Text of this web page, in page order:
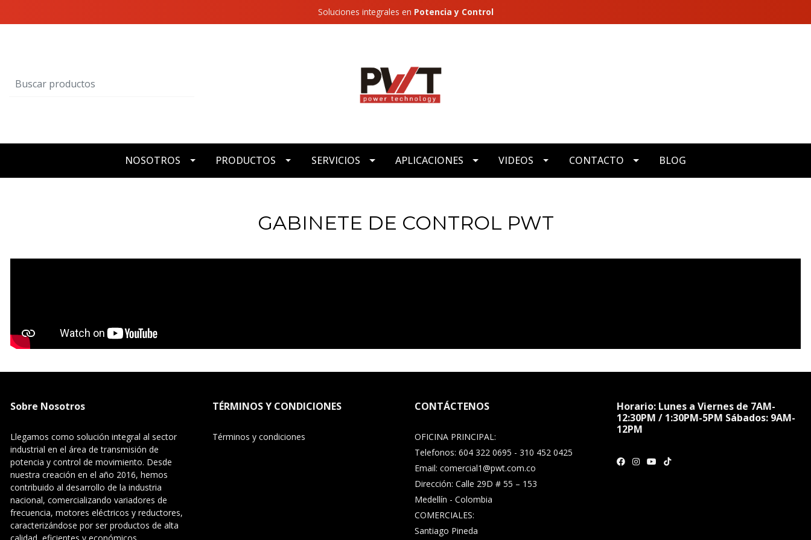
Soluciones integrales en Potencia y Control
NOSOTROS PRODUCTOS SERVICIOS APLICACIONES VIDEOS CONTACTO BLOG
GABINETE DE CONTROL PWT
Sobre Nosotros
Llegamos como solución integral al sector
industrial en el área de transmisión de
potencia y control de movimiento. Desde
nuestra creación en el año 2016, hemos
contribuido al desarrollo de la industria
nacional, comercializando variadores de
frecuencia, motores eléctricos y reductores,
caracterizándose por ser productos de alta
TÉRMINOS Y CONDICIONES
Términos y condiciones
CONTÁCTENOS
OFICINA PRINCIPAL:
Telefonos: 604 322 0695 - 310 452 0425
Email: comercial1@pwt.com.co
Dirección: Calle 29D # 55 – 153
Medellín - Colombia
COMERCIALES:
Santiago Pineda
Horario: Lunes a Viernes de 7AM-
12:30PM / 1:30PM-5PM Sábados: 9AM-
12PM